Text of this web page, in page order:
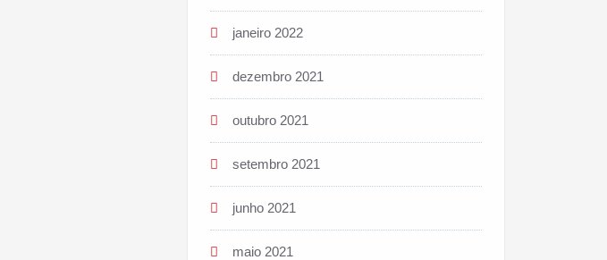
janeiro 2022
dezembro 2021
outubro 2021
setembro 2021
junho 2021
maio 2021